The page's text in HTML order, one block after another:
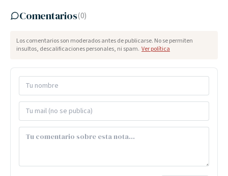
Comentarios(0)
Los comentarios son moderados antes de publicarse. No se permiten
insultos, descalificaciones personales, ni spam. Ver política